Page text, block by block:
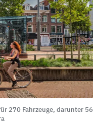
270 Fahrzeuge, darunter 56